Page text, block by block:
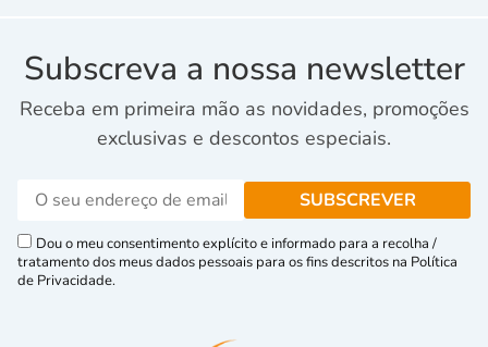
Subscreva a nossa newsletter
Receba em primeira mão as novidades, promoções
exclusivas e descontos especiais.
Dou o meu consentimento explícito e informado para a recolha /
tratamento dos meus dados pessoais para os fins descritos na Política
de Privacidade.